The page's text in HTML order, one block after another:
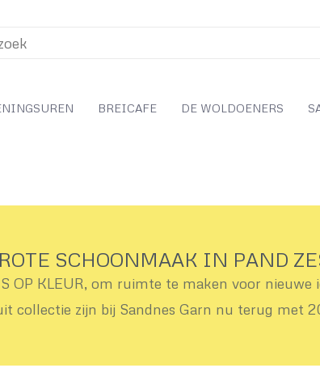
BREICAFE DE WOLDOENERS
SCHOONMAAK IN PAND
OP KLEUR, om ruimte te maken voor nieuwe
collectie zijn bij Sandnes Garn nu terug met